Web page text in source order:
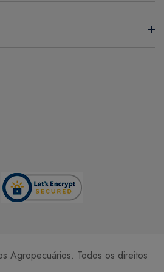
Agropecuários. Todos os direitos